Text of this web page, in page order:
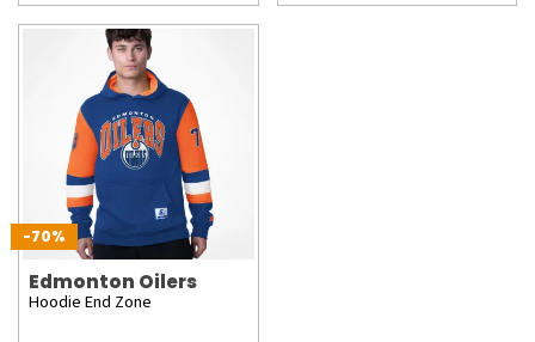
-70%
Edmonton Oilers
Hoodie End Zone